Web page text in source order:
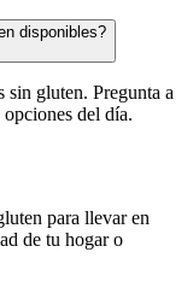
disponibles?
sin gluten. Pregunta a
del día.
para llevar en
de tu hogar o